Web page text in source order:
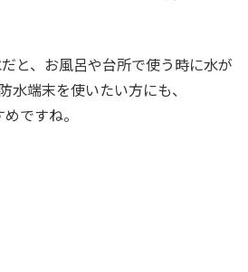
と、お風呂や台所で使う時に水が
水端末を使いたい方にも、
ですね。